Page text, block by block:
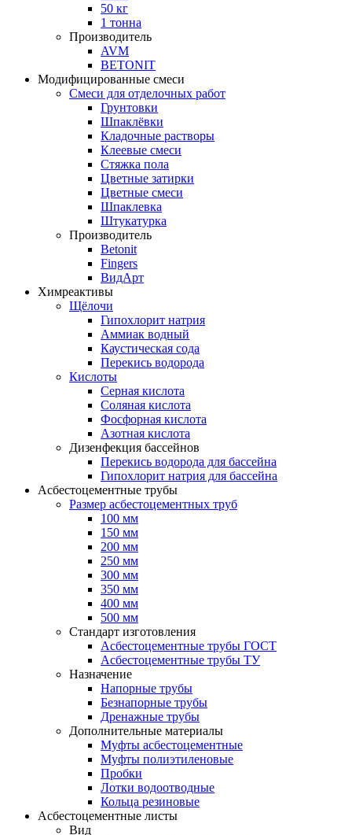
50 кг
1 тонна
Производитель
AVM
BETONIT
Модифицированные смеси
Смеси для отделочных работ
Грунтовки
Шпаклёвки
Кладочные растворы
Клеевые смеси
Стяжка пола
Цветные затирки
Цветные смеси
Шпаклевка
Штукатурка
Производитель
Betonit
Fingers
ВидАрт
Химреактивы
Щёлочи
Гипохлорит натрия
Аммиак водный
Каустическая сода
Перекись водорода
Кислоты
Серная кислота
Соляная кислота
Фосфорная кислота
Азотная кислота
Дизенфекция бассейнов
Перекись водорода для бассейна
Гипохлорит натрия для бассейна
Асбестоцементные трубы
Размер асбестоцементных труб
100 мм
150 мм
200 мм
250 мм
300 мм
350 мм
400 мм
500 мм
Стандарт изготовления
Асбестоцементные трубы ГОСТ
Асбестоцементные трубы ТУ
Назначение
Напорные трубы
Безнапорные трубы
Дренажные трубы
Дополнительные материалы
Муфты асбестоцементные
Муфты полиэтиленовые
Пробки
Лотки водоотводные
Кольца резиновые
Асбестоцементные листы
Вид